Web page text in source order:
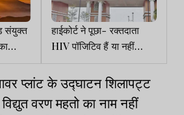
संयुक्त
हाईकोर्ट ने पूछा- रक्तदाता
HIV पॉजिटिव हैं या नहीं
इसकी जांच कैसे होती है
प्लांट के उद्घाटन शिलापट्ट
वरण महतो का नाम नहीं